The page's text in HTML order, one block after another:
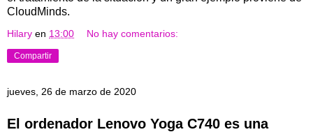
CloudMinds.
Hilary en 13:00 No hay comentarios:
Compartir
jueves, 26 de marzo de 2020
El ordenador Lenovo Yoga C740 es una